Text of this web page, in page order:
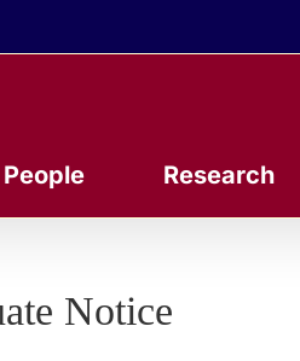
People Research
Notice